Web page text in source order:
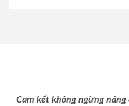
Cam kết không ngừng